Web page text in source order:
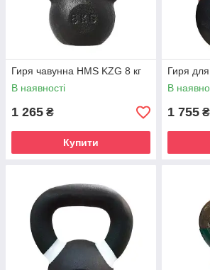
Гиря чавунна HMS KZG 8 кг
В наявності
1 265 ₴
Купити
Гиря
В
1 755 ₴